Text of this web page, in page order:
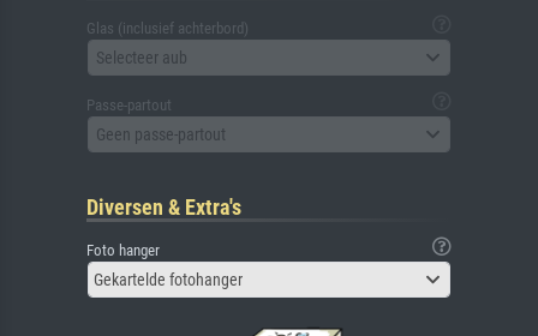
Glas (inclusief achterbord)
Selecteer aub
Passe-partout
Geen passe-partout
Diversen & Extra's
Foto hanger
Gekartelde fotohanger